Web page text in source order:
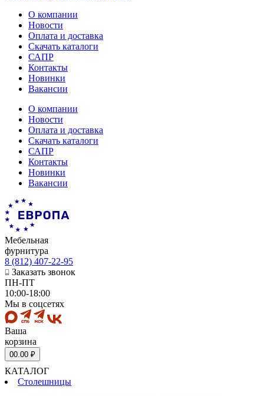
О компании
Новости
Оплата и доставка
Скачать каталоги
САПР
Контакты
Новинки
Вакансии
О компании
Новости
Оплата и доставка
Скачать каталоги
САПР
Контакты
Новинки
Вакансии
Мебельная
фурнитура
8 (812) 407-22-95
Заказать звонок
ПН-ПТ
10:00-18:00
Мы в соцсетях
Ваша
корзина
00.00 ₽
КАТАЛОГ
Столешницы